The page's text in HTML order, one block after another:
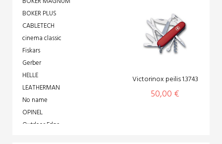
Q&Q
Renew Force
Rhythm
Roadstar
Tempus Fugit
Troyka
Victorinox peilis 1.3743
50,00 €
BOKER PLUS
CABLETECH
cinema classic
Fiskars
Gerber
HELLE
LEATHERMAN
No name
OPINEL
Outdoor Edge